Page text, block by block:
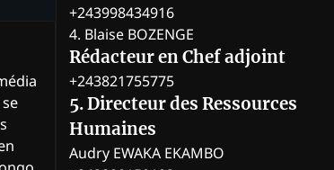
+243998434916
4. Blaise BOZENGE
Rédacteur en Chef adjoint
+243821755775
5. Directeur des Ressources
Humaines
Audry EWAKA EKAMBO